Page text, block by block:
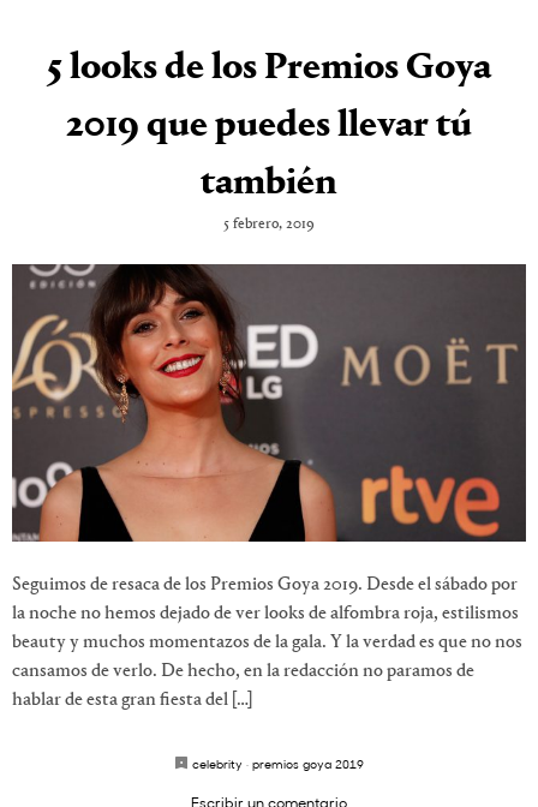
5 looks de los Premios Goya
2019 que puedes llevar tú
también
5 febrero, 2019
Seguimos de resaca de los Premios Goya 2019. Desde el sábado por
la noche no hemos dejado de ver looks de alfombra roja, estilismos
beauty y muchos momentazos de la gala. Y la verdad es que no nos
cansamos de verlo. De hecho, en la redacción no paramos de
hablar de esta gran fiesta del […]
celebrity · premios goya 2019
Escribir un comentario